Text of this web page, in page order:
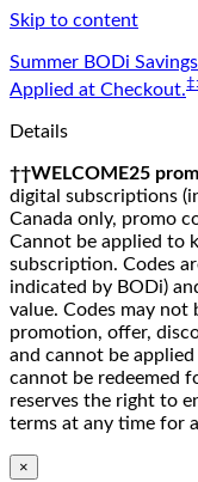
Skip to content
Summer BODi
Applied at Checkout.
Details
††WELCOME25
digital subscriptions
Canada only, promo
Cannot be applied to
subscription. Codes
indicated by BODi)
value. Codes may
promotion, offer,
and cannot be
cannot be redeemed
reserves the right to
terms at any time for
×